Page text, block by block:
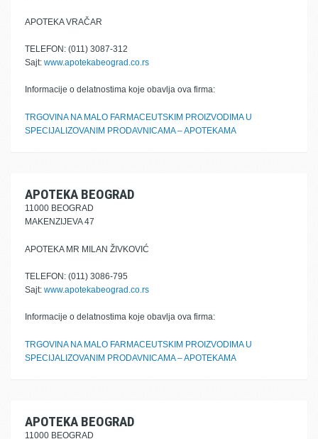
APOTEKA VRAČAR
TELEFON: (011) 3087-312
Sajt: www.apotekabeograd.co.rs
Informacije o delatnostima koje obavlja ova firma:
TRGOVINA NA MALO FARMACEUTSKIM PROIZVODIMA U
SPECIJALIZOVANIM PRODAVNICAMA – APOTEKAMA
APOTEKA BEOGRAD
11000 BEOGRAD
MAKENZIJEVA 47
APOTEKA MR MILAN ŽIVKOVIĆ
TELEFON: (011) 3086-795
Sajt: www.apotekabeograd.co.rs
Informacije o delatnostima koje obavlja ova firma:
TRGOVINA NA MALO FARMACEUTSKIM PROIZVODIMA U
SPECIJALIZOVANIM PRODAVNICAMA – APOTEKAMA
APOTEKA BEOGRAD
11000 BEOGRAD